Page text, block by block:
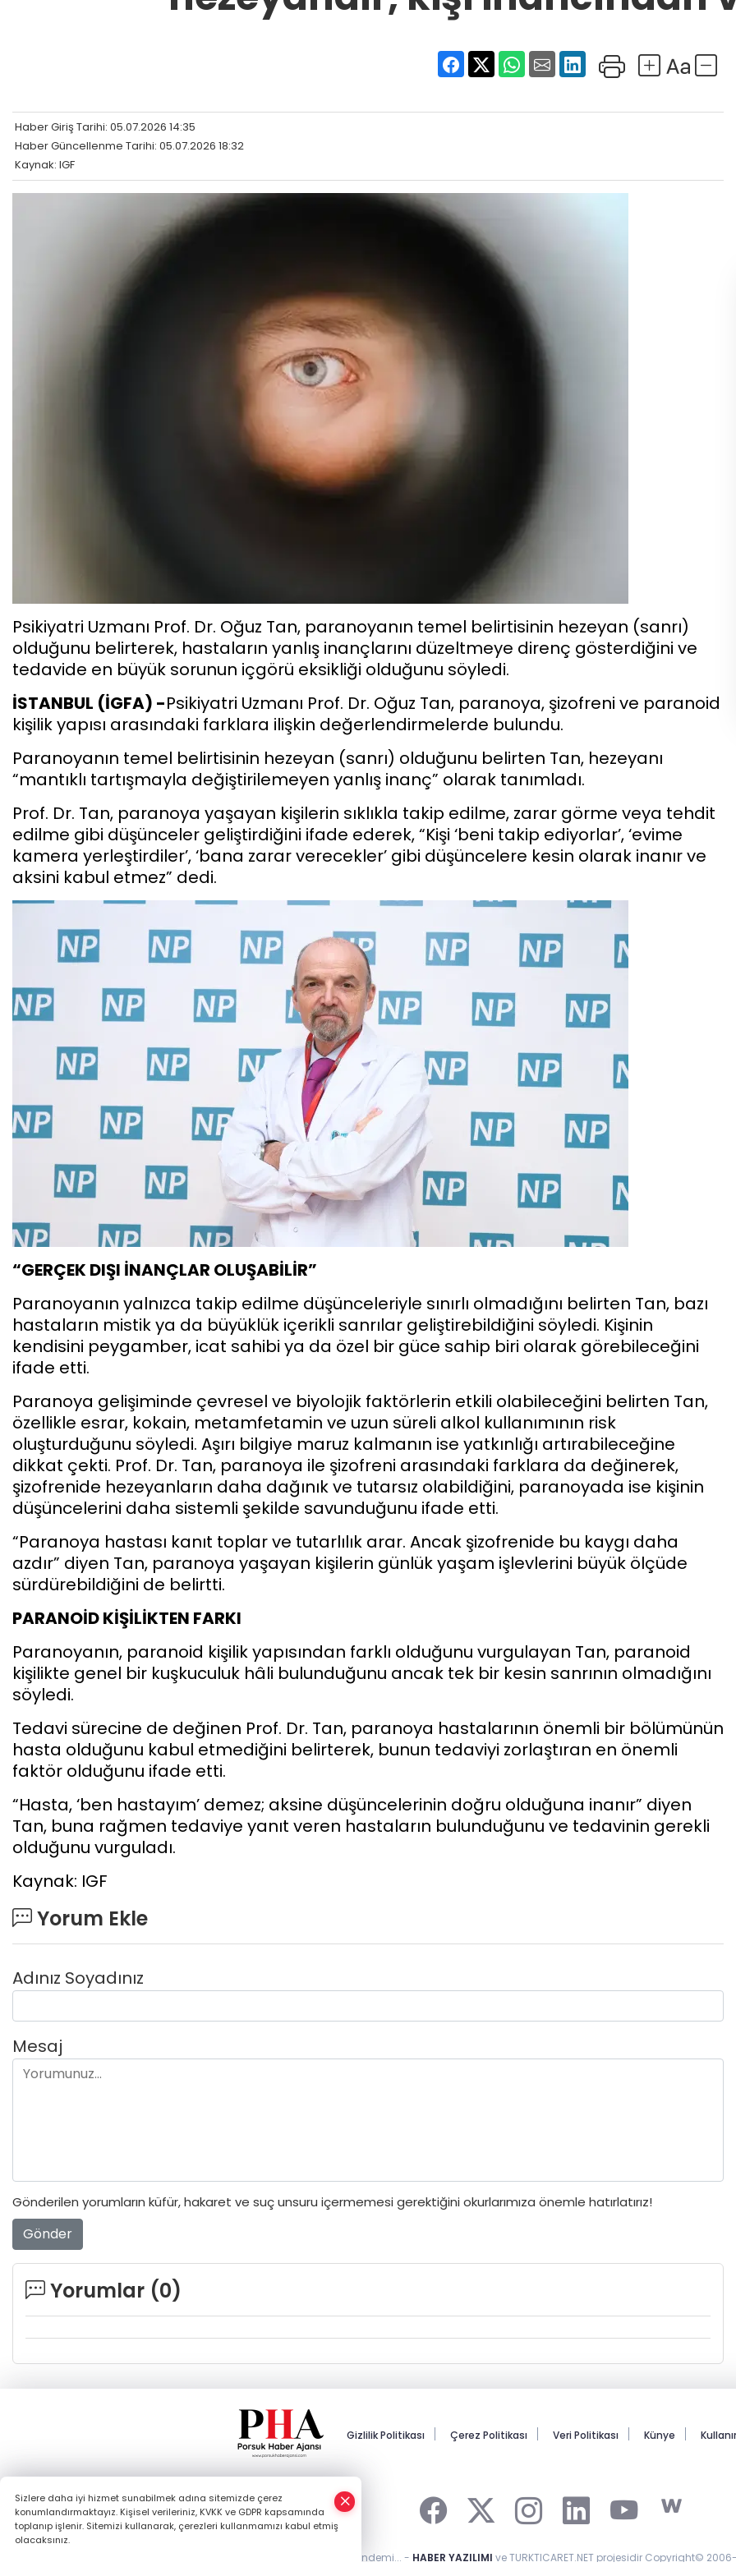
Haber Giriş Tarihi: 05.07.2026 14:35
Haber Güncellenme Tarihi: 05.07.2026 18:32
Kaynak: IGF
Psikiyatri Uzmanı Prof. Dr. Oğuz Tan, paranoyanın temel belirtisinin hezeyan (sanrı)
olduğunu belirterek, hastaların yanlış inançlarını düzeltmeye direnç gösterdiğini ve
tedavide en büyük sorunun içgörü eksikliği olduğunu söyledi.
İSTANBUL (İGFA) -Psikiyatri Uzmanı Prof. Dr. Oğuz Tan, paranoya, şizofreni ve paranoid
kişilik yapısı arasındaki farklara ilişkin değerlendirmelerde bulundu.
Paranoyanın temel belirtisinin hezeyan (sanrı) olduğunu belirten Tan, hezeyanı
“mantıklı tartışmayla değiştirilemeyen yanlış inanç” olarak tanımladı.
Prof. Dr. Tan, paranoya yaşayan kişilerin sıklıkla takip edilme, zarar görme veya tehdit
edilme gibi düşünceler geliştirdiğini ifade ederek, “Kişi ‘beni takip ediyorlar’, ‘evime
kamera yerleştirdiler’, ‘bana zarar verecekler’ gibi düşüncelere kesin olarak inanır ve
aksini kabul etmez” dedi.
“GERÇEK DIŞI İNANÇLAR OLUŞABİLİR”
Paranoyanın yalnızca takip edilme düşünceleriyle sınırlı olmadığını belirten Tan, bazı
hastaların mistik ya da büyüklük içerikli sanrılar geliştirebildiğini söyledi. Kişinin
kendisini peygamber, icat sahibi ya da özel bir güce sahip biri olarak görebileceğini
ifade etti.
Paranoya gelişiminde çevresel ve biyolojik faktörlerin etkili olabileceğini belirten Tan,
özellikle esrar, kokain, metamfetamin ve uzun süreli alkol kullanımının risk
oluşturduğunu söyledi. Aşırı bilgiye maruz kalmanın ise yatkınlığı artırabileceğine
dikkat çekti. Prof. Dr. Tan, paranoya ile şizofreni arasındaki farklara da değinerek,
şizofrenide hezeyanların daha dağınık ve tutarsız olabildiğini, paranoyada ise kişinin
düşüncelerini daha sistemli şekilde savunduğunu ifade etti.
“Paranoya hastası kanıt toplar ve tutarlılık arar. Ancak şizofrenide bu kaygı daha
azdır” diyen Tan, paranoya yaşayan kişilerin günlük yaşam işlevlerini büyük ölçüde
sürdürebildiğini de belirtti.
PARANOİD KİŞİLİKTEN FARKI
Paranoyanın, paranoid kişilik yapısından farklı olduğunu vurgulayan Tan, paranoid
kişilikte genel bir kuşkuculuk hâli bulunduğunu ancak tek bir kesin sanrının olmadığını
söyledi.
Tedavi sürecine de değinen Prof. Dr. Tan, paranoya hastalarının önemli bir bölümünün
hasta olduğunu kabul etmediğini belirterek, bunun tedaviyi zorlaştıran en önemli
faktör olduğunu ifade etti.
“Hasta, ‘ben hastayım’ demez; aksine düşüncelerinin doğru olduğuna inanır” diyen
Tan, buna rağmen tedaviye yanıt veren hastaların bulunduğunu ve tedavinin gerekli
olduğunu vurguladı.
Kaynak: IGF
Yorum Ekle
Adınız Soyadınız
Mesaj
Gönderilen yorumların küfür, hakaret ve suç unsuru içermemesi gerektiğini okurlarımıza önemle hatırlatırız!
Gönder
Yorumlar (0)
Gizlilik Politikası Çerez Politikası Veri Politikası Künye
Şehrin Haberi, Kırsalın Gündemi... - HABER YAZILIMI ve TURKTICARET.NET projesidir Copyright©
Sizlere daha iyi hizmet sunabilmek adına sitemizde çerez
konumlandırmaktayız. Kişisel verileriniz, KVKK ve GDPR kapsamında
toplanıp işlenir. Sitemizi kullanarak, çerezleri kullanmamızı kabul etmiş
olacaksınız.
Whatsapp
×